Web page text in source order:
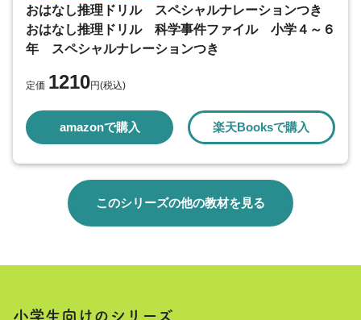
おはなし推理ドリル スペシャルナレーションつき
おはなし推理ドリル 科学事件ファイル 小学４～６
年 スペシャルナレーションつき
定価 1210円(税込)
amazonで購入 楽天Booksで購入
このシリーズの他の教材を見る
小学生向けのシリーズ